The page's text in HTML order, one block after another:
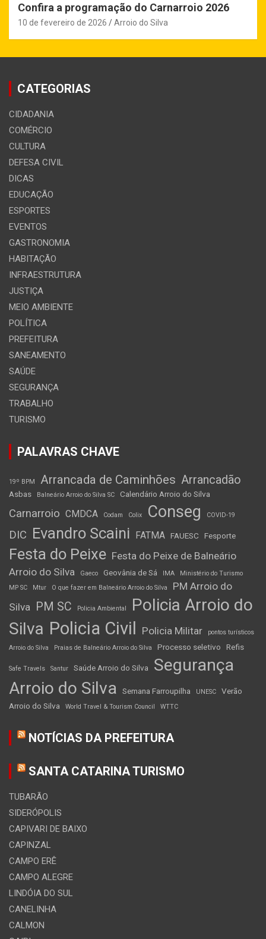
Confira a programação do Carnarroio 2026
10 de fevereiro de 2026 Arroio do Silva
CATEGORIAS
CIDADANIA
COMÉRCIO
CULTURA
DEFESA CIVIL
DICAS
EDUCAÇÃO
ESPORTES
EVENTOS
GASTRONOMIA
HABITAÇÃO
INFRAESTRUTURA
JUSTIÇA
MEIO AMBIENTE
POLÍTICA
PREFEITURA
SANEAMENTO
SAÚDE
SEGURANÇA
TRABALHO
TURISMO
PALAVRAS CHAVE
19º BPM Arrancada de Caminhões Arrancadão
Asbas Balneário Arroio do Silva SC Calendário Arroio do Silva
Carnarroio CMDCA Codam Colix Conseg COVID-19
DIC Evandro Scaini FATMA FAUESC Fesporte
Festa do Peixe Festa do Peixe de Balneário
Arroio do Silva
Gaeco Geovânia de Sá IMA
Ministério do Turismo
MP SC
Mtur O que fazer em Balneário Arroio do Silva
PM Arroio do
Silva
PM SC Policia Ambiental
Policia Arroio do
Silva Policia Civil Policia Militar
pontos turísticos
Arroio do Silva
Praias de Balneário Arroio do Silva Processo seletivo Refis
Safe Travels Santur Saúde Arroio do Silva
Segurança
Arroio do Silva
Semana Farroupilha UNESC
Verão
Arroio do Silva
World Travel & Tourism Council WTTC
NOTÍCIAS DA PREFEITURA
SANTA CATARINA TURISMO
TUBARÃO
SIDERÓPOLIS
CAPIVARI DE BAIXO
CAPINZAL
CAMPO ERÊ
CAMPO ALEGRE
LINDÓIA DO SUL
CANELINHA
CALMON